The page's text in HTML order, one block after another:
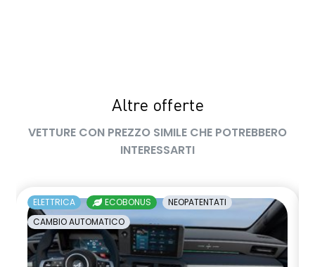
Smartphone replication wireless compatibile con Android
Auto™ / Apple CarPlay™
Soglie porta con firma Alpine
Volante riscaldabile
Volante sportivo in pelle Nappa
Altre offerte
VETTURE CON PREZZO SIMILE CHE POTREBBERO
INTERESSARTI
ELETTRICA ECOBONUS
NEOPATENTATI
CAMBIO AUTOMATICO